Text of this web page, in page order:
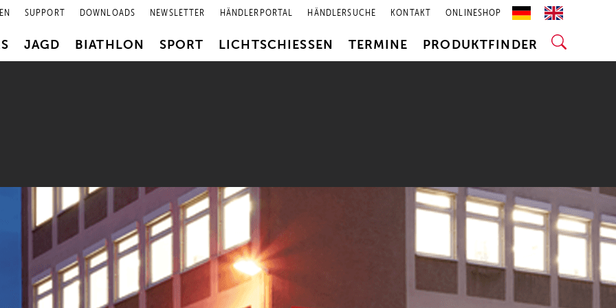
SUPPORT DOWNLOADS NEWSLETTER HÄNDLERPORTAL HÄNDLERSUCHE KONTAKT ONLINESHOP
JAGD BIATHLON SPORT LICHTSCHIESSEN TERMINE PRODUKTFINDER